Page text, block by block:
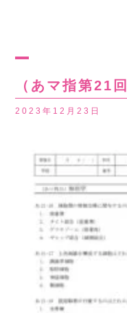
（あマ指第21
2023年12月23日